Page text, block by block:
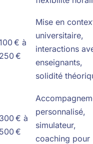
€ à
250 €
Mise en
universitaire,
interactions
enseignants,
solidité
300 € à
500 €
personnalisé,
simulateur,
coaching pour